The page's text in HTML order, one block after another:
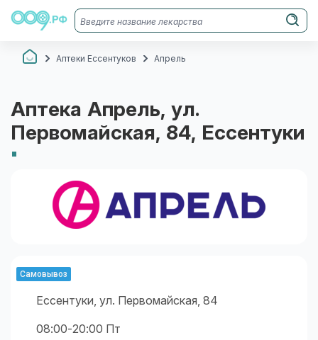
Аптеки Ессентуков Апрель
Аптека Апрель, ул.
Первомайская, 84, Ессентуки
Самовывоз
Ессентуки, ул. Первомайская, 84
08:00-20:00 Пт